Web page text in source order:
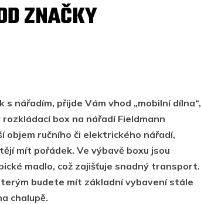
ZNAČKY
nářadím, přijde Vám vhod „mobilní dílna“,
box na nářadí Fieldmann
objem ručního či elektrického nářadí,
mít pořádek. Ve výbavě boxu jsou
madlo, což zajišťuje snadný transport.
budete mít základní vybavení stále
chalupě.